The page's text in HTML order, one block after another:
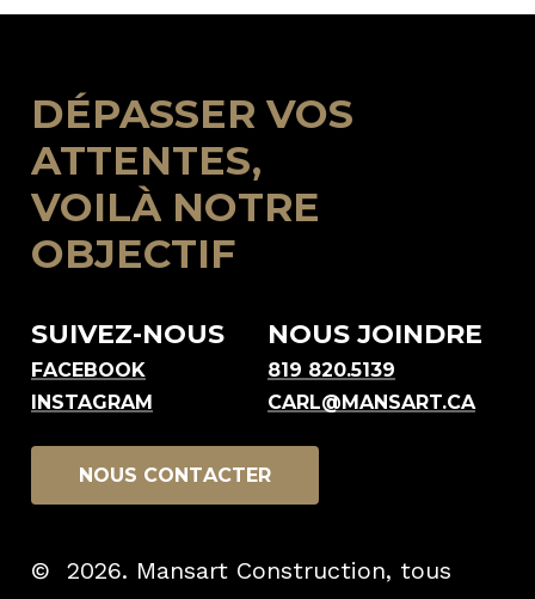
DÉPASSER VOS
ATTENTES,
VOILÀ NOTRE
OBJECTIF
SUIVEZ-NOUS
FACEBOOK
INSTAGRAM
NOUS JOINDRE
819 820.5139
CARL@MANSART.CA
N OUS CO N TACT ER
© 2026. Mansart Construction, tous